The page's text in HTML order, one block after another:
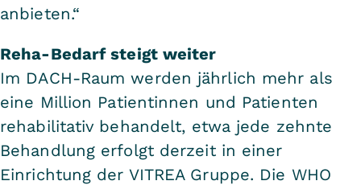
anbieten.“
Reha-Bedarf steigt weiter
Im DACH-Raum werden jährlich mehr als
eine Million Patientinnen und Patienten
rehabilitativ behandelt, etwa jede zehnte
Behandlung erfolgt derzeit in einer
Einrichtung der VITREA Gruppe. Die WHO